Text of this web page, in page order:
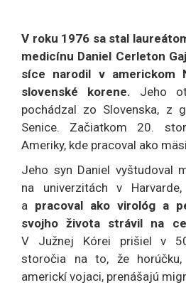
V roku 1976 sa stal
medicínu Daniel Cerleton
síce narodil v americkom
slovenské korene. Jeho
pochádzal zo Slovenska, z
Senice. Začiatkom 20.
Ameriky, kde pracoval ako
Jeho syn Daniel vyštudoval
na univerzitách v
a pracoval ako virológ a
svojho života strávil na
V Južnej Kórei prišiel v
storočia na to, že
americkí vojaci, prenášajú